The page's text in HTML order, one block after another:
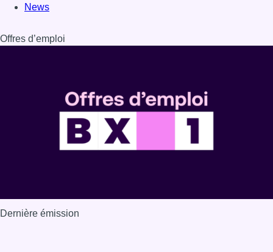
News
Offres d’emploi
Dernière émission